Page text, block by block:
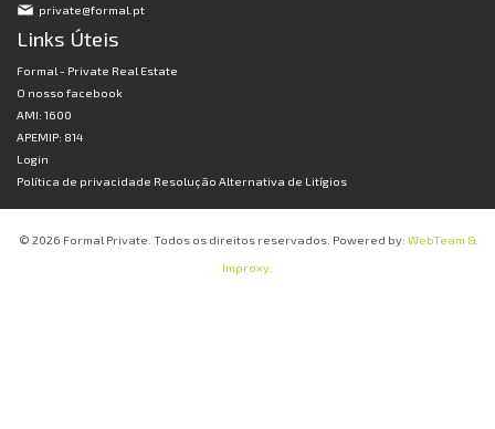
private@formal.pt
Links Úteis
Formal - Private Real Estate
O nosso facebook
AMI: 1600
APEMIP: 814
Login
Política de privacidade Resolução Alternativa de Litígios
© 2026 Formal Private. Todos os direitos reservados. Powered by: WebTeam &
Improxy